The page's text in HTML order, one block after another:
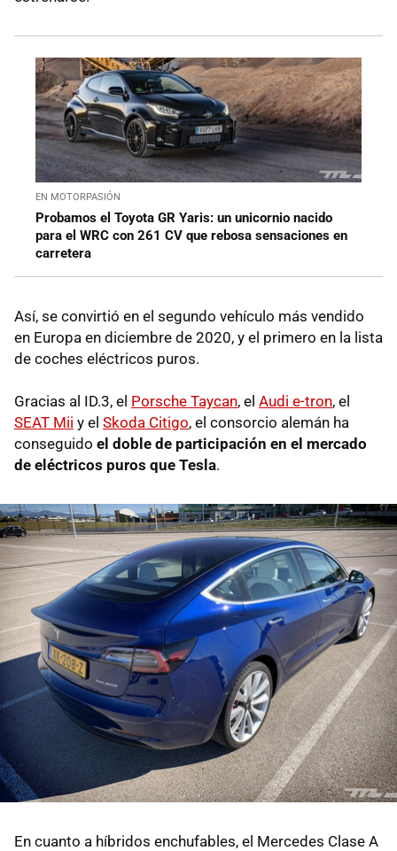
EN MOTORPASIÓN
Probamos el Toyota GR Yaris: un unicornio nacido
para el WRC con 261 CV que rebosa sensaciones en
carretera
Así, se convirtió en el segundo vehículo más vendido
en Europa en diciembre de 2020, y el primero en la lista
de coches eléctricos puros.
Gracias al ID.3, el Porsche Taycan, el Audi e-tron, el
SEAT Mii y el Skoda Citigo, el consorcio alemán ha
conseguido el doble de participación en el mercado
de eléctricos puros que Tesla.
En cuanto a híbridos enchufables, el Mercedes Clase A